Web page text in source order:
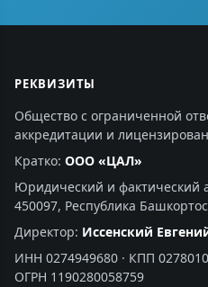
РЕКВИЗИТЫ
Общество с ограниченной
аккредитации и
Кратко: ООО «ЦАЛ»
Юридический и фактический
450097, Республика
Директор: Иссенский
ИНН 0274949680 · КПП
ОГРН 1190280058759